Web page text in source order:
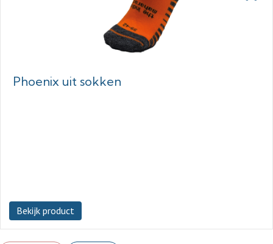
Phoenix uit sokken
Bekijk product